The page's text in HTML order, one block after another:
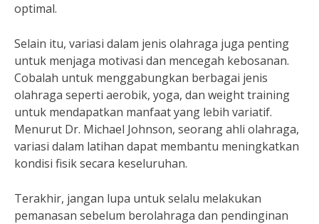
optimal.
Selain itu, variasi dalam jenis olahraga juga penting
untuk menjaga motivasi dan mencegah kebosanan.
Cobalah untuk menggabungkan berbagai jenis
olahraga seperti aerobik, yoga, dan weight training
untuk mendapatkan manfaat yang lebih variatif.
Menurut Dr. Michael Johnson, seorang ahli olahraga,
variasi dalam latihan dapat membantu meningkatkan
kondisi fisik secara keseluruhan.
Terakhir, jangan lupa untuk selalu melakukan
pemanasan sebelum berolahraga dan pendinginan